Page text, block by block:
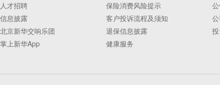
人才招聘
信息披露
北京新华交响乐团
掌上新华App
保险消费风险提示
客户投诉流程及须知
退保信息披露
健康服务